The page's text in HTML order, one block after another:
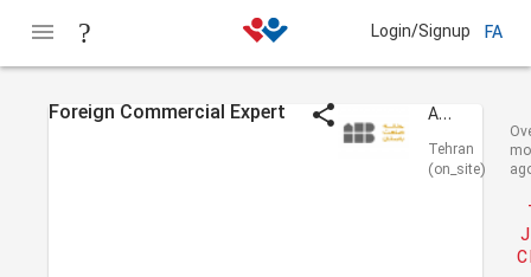
Login/Signup FA
Foreign Commercial Expert AHB Group
Tehran
(on_site)